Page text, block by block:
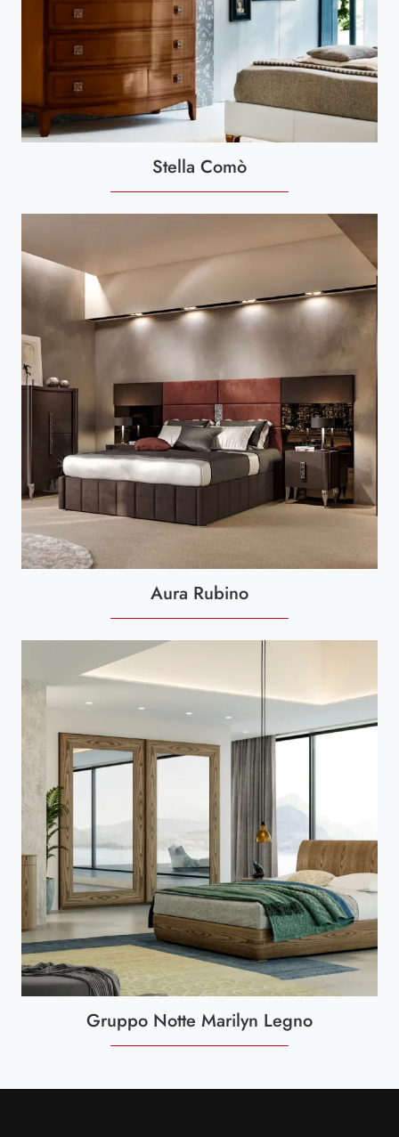
Stella Comò
Aura Rubino
Gruppo Notte Marilyn Legno